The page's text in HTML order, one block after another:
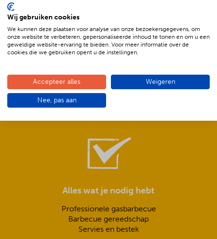
Compleet is ook écht compleet!
Frisse salades,
smeuïge sauzen,
Alles wat je nodig hebt
Professionele gasbarbecue
Barbecue gereedschap
Servies en bestek
Wij gebruiken cookies
We kunnen deze plaatsen voor analyse van onze bezoekersgegevens, om
onze website te verbeteren, gepersonaliseerde inhoud te tonen en om u een
geweldige website-ervaring te bieden. Voor meer informatie over de
cookies die we gebruiken opent u de instellingen.
Accepteer alles Weigeren
Nee, pas aan